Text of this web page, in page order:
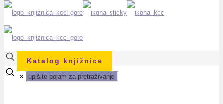
Katalog knjižnice
✕